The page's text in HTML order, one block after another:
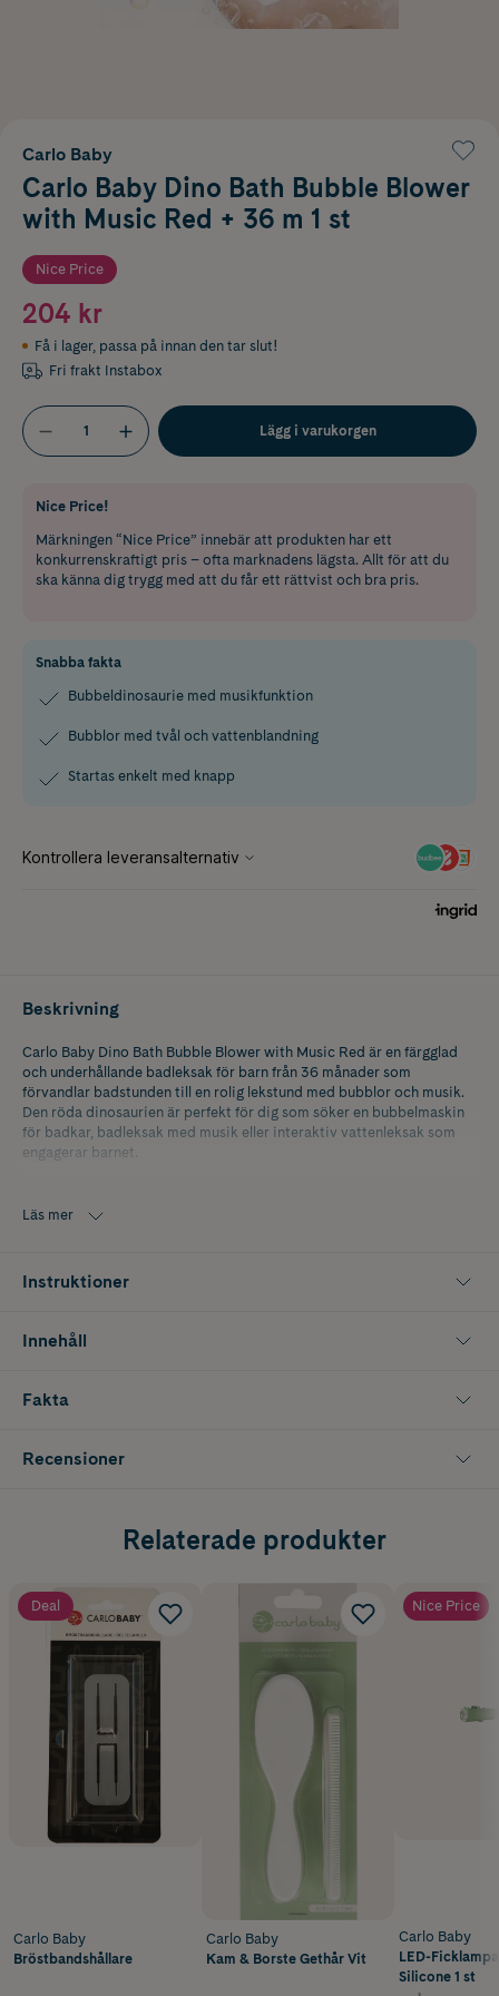
Carlo Baby
Carlo Baby Dino Bath Bubble Blower
with Music Red + 36 m 1 st
Nice Price
204 kr
Få i lager, passa på innan den tar slut!
Fri frakt Instabox
Lägg i varukorgen
Nice Price!
Märkningen “Nice Price” innebär att produkten har ett
konkurrenskraftigt pris – ofta marknadens lägsta. Allt för att du
ska känna dig trygg med att du får ett rättvist och bra pris.
Snabba fakta
Bubbeldinosaurie med musikfunktion
Bubblor med tvål och vattenblandning
Startas enkelt med knapp
Beskrivning
Carlo Baby Dino Bath Bubble Blower with Music Red är en färgglad
och underhållande badleksak för barn från 36 månader som
förvandlar badstunden till en rolig lekstund med bubblor och musik.
Den röda dinosaurien är perfekt för dig som söker en bubbelmaskin
för badkar, badleksak med musik eller interaktiv vattenleksak som
engagerar barnet.
och 70 procent vatten, tryck på knappen och låt bubblorna flöda
lekglädje. Badleksaken drivs med två 1,5 V AA batterier, batterier
medföljer ej. Innehåller 1 st
Läs mer
Instruktioner
Innehåll
Fakta
Recensioner
Relaterade produkter
Deal
Carlo Baby
Bröstbandshållare
Carlo Baby
Kam & Borste Gethår Vit
Nice Price
Carlo Baby
LED-
Silicone 1 st